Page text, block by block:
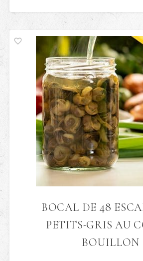
BOCAL DE 48
PETITS-GRIS AU
BOUILLON